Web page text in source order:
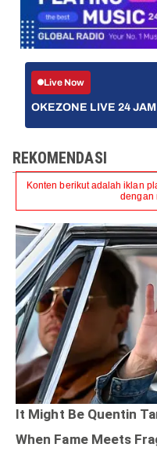
Live Now
OKEZONE LIVE 24 JAM